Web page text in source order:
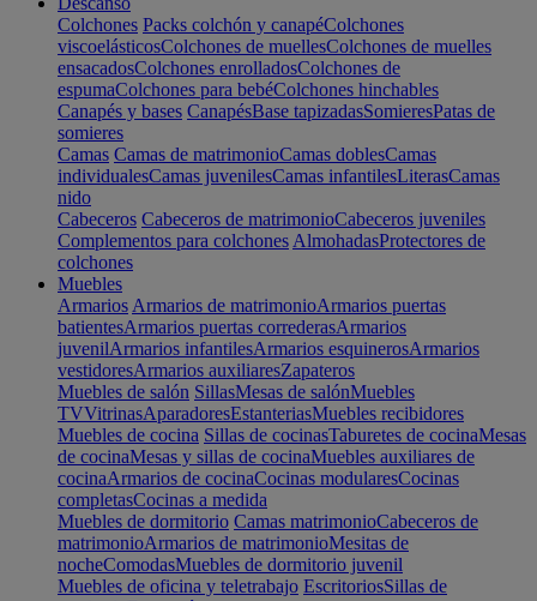
Colchones Packs colchón y canapéColchones
viscoelásticosColchones de muellesColchones de muelles
ensacadosColchones enrolladosColchones de
espumaColchones para bebéColchones hinchables
Canapés y bases CanapésBase tapizadasSomieresPatas de
somieres
Camas Camas de matrimonioCamas doblesCamas
individualesCamas juvenilesCamas infantilesLiterasCamas
nido
Cabeceros Cabeceros de matrimonioCabeceros juveniles
Complementos para colchones AlmohadasProtectores de
colchones
Muebles
Armarios Armarios de matrimonioArmarios puertas
batientesArmarios puertas correderasArmarios
juvenilArmarios infantilesArmarios esquinerosArmarios
vestidoresArmarios auxiliaresZapateros
Muebles de salón SillasMesas de salónMuebles
TVVitrinasAparadoresEstanteriasMuebles recibidores
Muebles de cocina Sillas de cocinasTaburetes de cocinaMesas
de cocinaMesas y sillas de cocinaMuebles auxiliares de
cocinaArmarios de cocinaCocinas modularesCocinas
completasCocinas a medida
Muebles de dormitorio Camas matrimonioCabeceros de
matrimonioArmarios de matrimonioMesitas de
nocheComodasMuebles de dormitorio juvenil
Muebles de oficina y teletrabajo EscritoriosSillas de